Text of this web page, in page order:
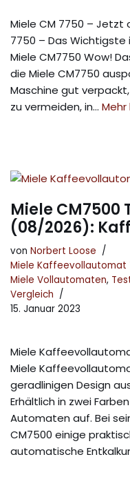
Miele CM 7750 – Jetzt
7750 – Das
Miele CM7750 Wow!
die Miele CM7750
Maschine gut
zu vermeiden, in… Mehr
Miele CM7500
(08/2026):
von Norbert Loose
Miele Kaffeevollautomat
Miele Vollautomaten,
Vergleich
15. Januar 2023
Miele
Miele
geradlinigen Design
Erhältlich in zwei
Automaten auf. Bei
CM7500 einige
automatische